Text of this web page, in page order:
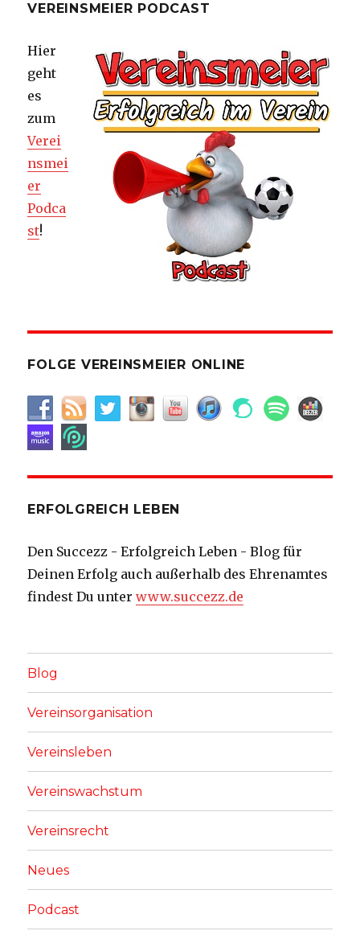
VEREINSMEIER PODCAST
Hier
geht
es
zum
Verei
nsmei
er
Podca
st!
FOLGE VEREINSMEIER ONLINE
ERFOLGREICH LEBEN
Den Succezz - Erfolgreich Leben - Blog für
Deinen Erfolg auch außerhalb des Ehrenamtes
findest Du unterwww.succezz.de
Blog
Vereinsorganisation
Vereinsleben
Vereinswachstum
Vereinsrecht
Neues
Podcast